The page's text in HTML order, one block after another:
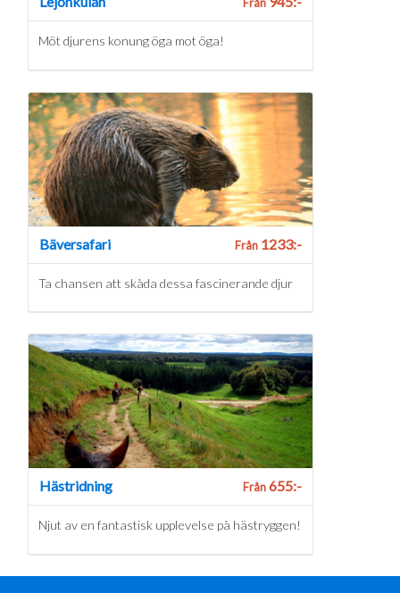
Från
Möt djurens konung öga mot öga!
Bäversafari Från1233:-
Ta chansen att skåda dessa fascinerande djur
Hästridning Från655:-
Njut av en fantastisk upplevelse på hästryggen!